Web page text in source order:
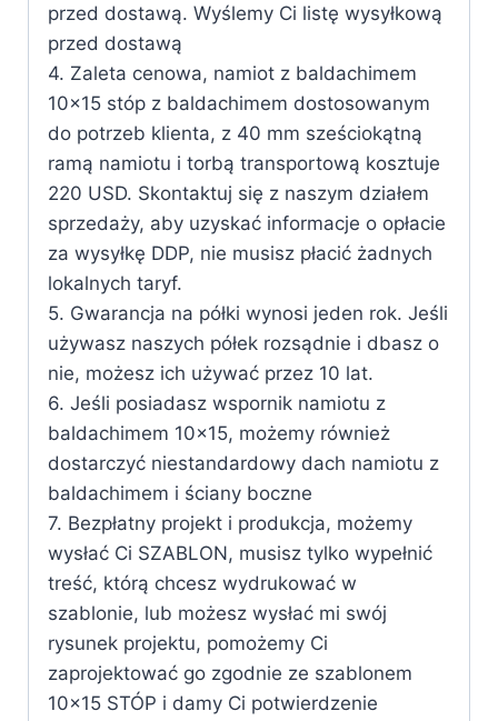
przed dostawą. Wyślemy Ci listę wysyłkową
przed dostawą
4. Zaleta cenowa, namiot z baldachimem
10×15 stóp z baldachimem dostosowanym
do potrzeb klienta, z 40 mm sześciokątną
ramą namiotu i torbą transportową kosztuje
220 USD. Skontaktuj się z naszym działem
sprzedaży, aby uzyskać informacje o opłacie
za wysyłkę DDP, nie musisz płacić żadnych
lokalnych taryf.
5. Gwarancja na półki wynosi jeden rok. Jeśli
używasz naszych półek rozsądnie i dbasz o
nie, możesz ich używać przez 10 lat.
6. Jeśli posiadasz wspornik namiotu z
baldachimem 10×15, możemy również
dostarczyć niestandardowy dach namiotu z
baldachimem i ściany boczne
7. Bezpłatny projekt i produkcja, możemy
wysłać Ci SZABLON, musisz tylko wypełnić
treść, którą chcesz wydrukować w
szablonie, lub możesz wysłać mi swój
rysunek projektu, pomożemy Ci
zaprojektować go zgodnie ze szablonem
10×15 STÓP i damy Ci potwierdzenie